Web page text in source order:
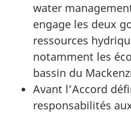
water
engage les deux
ressources
notamment les
bassin du
Avant l’Accord
responsabilités